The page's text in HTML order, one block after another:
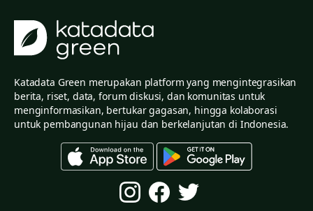
Katadata Green merupakan platform yang mengintegrasikan
berita, riset, data, forum diskusi, dan komunitas untuk
menginformasikan, bertukar gagasan, hingga kolaborasi
untuk pembangunan hijau dan berkelanjutan di Indonesia.